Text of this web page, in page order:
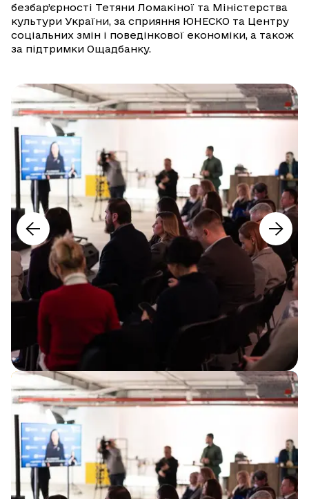
безбар’єрності Тетяни Ломакіної та Міністерства
культури України, за сприяння ЮНЕСКО та Центру
соціальних змін і поведінкової економіки, а також
за підтримки Ощадбанку.